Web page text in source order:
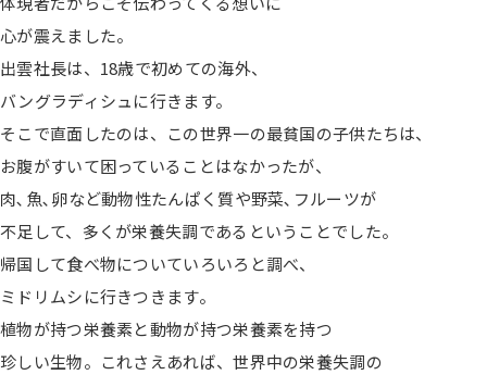
心が震えました。
出雲社長は、18歳で初めての海外、
バングラディシュに行きます。
そこで直面したのは、この世界一の最貧国の子供たちは、
お腹がすいて困っていることはなかったが、
肉､魚､卵など動物性たんぱく質や野菜､フルーツが
不足して、多くが栄養失調であるということでした。
帰国して食べ物についていろいろと調べ、
ミドリムシに行きつきます。
植物が持つ栄養素と動物が持つ栄養素を持つ
珍しい生物。これさえあれば、世界中の栄養失調の